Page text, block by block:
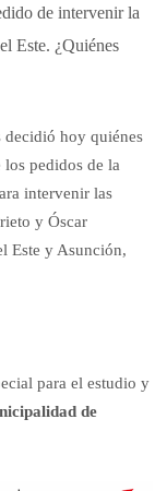
de intervenir la
Este. ¿Quiénes
decidió hoy quiénes
los pedidos de la
intervenir las
y Óscar
Este y Asunción,
para el estudio y
de